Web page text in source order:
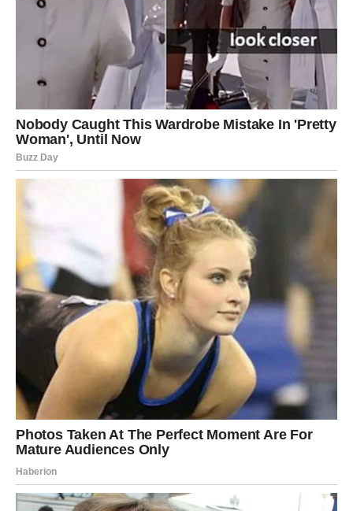
konačno odstrane, ostaje još jedan važan korak: obnova
dvorišta. Poravnanje tla i ponovno zasađivanje biljaka može
pomoći u sprječavanju ponovne pojave krtica. Takođe,
redovno održavanje bašte, uključujući pravilno navodnjavanje i
prihranjivanje, može smanjiti privlačnost vrta za krtice.
Pogled na Prirodu i Našu Baštu
Na kraju, iako se može činiti da krtice predstavljaju značajan
problem, njihovo prisustvo može nas podsetiti na važnost
koegzistencije s prirodom. Naša bašta je dio šireg ekosistema,
gdje svaka vrsta igra svoju ulogu. Pristup koji kombinuje
ekološku svest i strpljenje može donijeti ne samo rješenja, već
i unutarnji mir.
Kada uspješno riješimo problem s krticama na
način koji ne šteti prirodi, uživanje u vlastitoj bašti postaje još
veće. Tako da, umjesto da se plašimo krtica, trebamo ih vidjeti
kao dio prirodnog procesa i priliku za učenje o svijetu oko nas.
Naša sposobnost da se prilagodimo i pronađemo rješenja koja
su prijateljska prema okolišu može nas učiniti boljim čuvarima
prirode.
Oglasi